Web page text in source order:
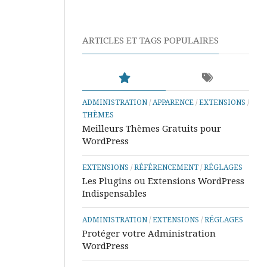
Tutos
Excel
Aide
Tutos
Power
BI
&
Tutos
Word
ARTICLES ET TAGS POPULAIRES
ADMINISTRATION / APPARENCE /EXTENSIONS /
THÈMES
Meilleurs Thèmes Gratuits pour
WordPress
EXTENSIONS /RÉFÉRENCEMENT /RÉGLAGES
Les Plugins ou Extensions WordPress
Indispensables
ADMINISTRATION /EXTENSIONS /RÉGLAGES
Protéger votre Administration
WordPress